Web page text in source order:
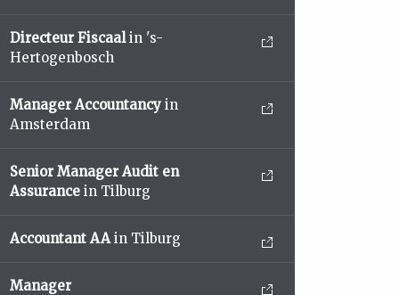
Directeur Fiscaalin 's-
Hertogenbosch
Manager Accountancy in
Amsterdam
Senior Manager Audit en
Assurance in Tilburg
Accountant AAin Tilburg
Manager